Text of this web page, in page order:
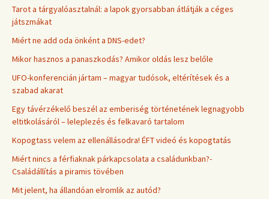
Tarot a tárgyalóasztalnál: a lapok gyorsabban átlátják a céges
játszmákat
Miért ne add oda önként a DNS-edet?
Mikor hasznos a panaszkodás? Amikor oldás lesz belőle
UFO-konferencián jártam – magyar tudósok, eltérítések és a
szabad akarat
Egy távérzékelő beszél az emberiség történetének legnagyobb
eltitkolásáról – leleplezés és felkavaró tartalom
Kopogtass velem az ellenállásodra! ÉFT videó és kopogtatás
Miért nincs a férfiaknak párkapcsolata a családunkban?-
Családállítás a piramis tövében
Mit jelent, ha állandóan elromlik az autód?